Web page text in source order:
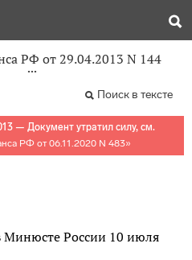
РФ от 29.04.2013 N 144
Поиск в тексте
— Документ утратил силу, см.
РФ от 06.11.2020 N 483»
Минюсте России 10 июля